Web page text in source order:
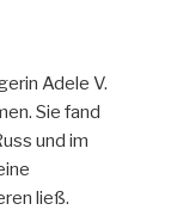
Adele V.
Sie fand
und im
ließ.